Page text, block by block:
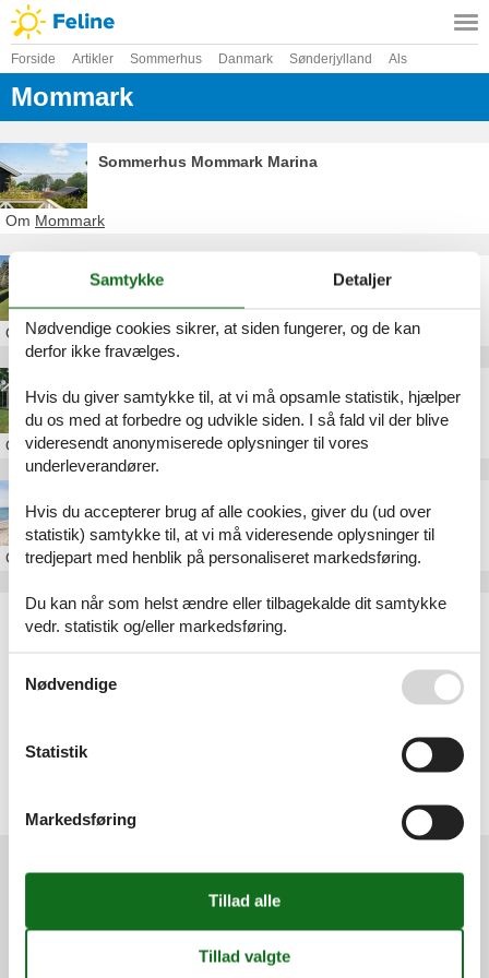
Forside Artikler Sommerhus Danmark Sønderjylland Als
Mommark
Sommerhus Mommark Marina
Om Mommark
Sommerhus Mommark havn
OmMommark
Sommerhus Fiskervej Mommark
OmMommark
OmMommark
Artikeltyper
Danmark
Mommark
Gavekort
Tilbudsmail
Information
Samtykke Detaljer
Nødvendige cookies sikrer, at siden fungerer, og de kan
derfor ikke fravælges.
Hvis du giver samtykke til, at vi må opsamle statistik, hjælper
du os med at forbedre og udvikle siden. I så fald vil der blive
videresendt anonymiserede oplysninger til vores
underleverandører.
Hvis du accepterer brug af alle cookies, giver du (ud over
statistik) samtykke til, at vi må videresende oplysninger til
tredjepart med henblik på personaliseret markedsføring.
Du kan når som helst ændre eller tilbagekalde dit samtykke
vedr. statistik og/eller markedsføring.
Nødvendige
Statistik
Markedsføring